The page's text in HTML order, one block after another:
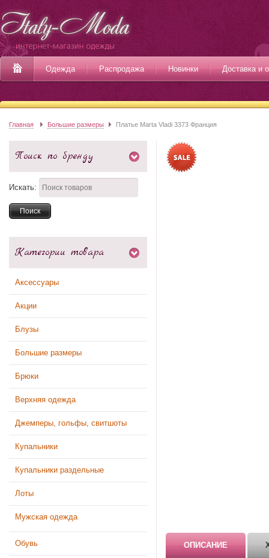
Одежда Распродажа Новинки Доставка и
Главная Большие размеры Платье Marta Vladi 3373 Франция
Поиск по бренду
Искать:
Категории товара
Аксессуары
Акции
Блузы
Большие размеры
Брюки
Верхняя одежда
Джемперы, гольфы, свитшоты
Купальники
Купальники раздельные
Лоты
Мужская одежда
Обувь ОПИСАНИЕ